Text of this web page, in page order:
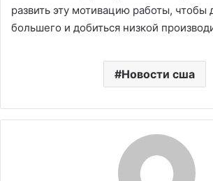
развить эту мотивацию работы, чтобы
большего и добиться низкой
Новости сша